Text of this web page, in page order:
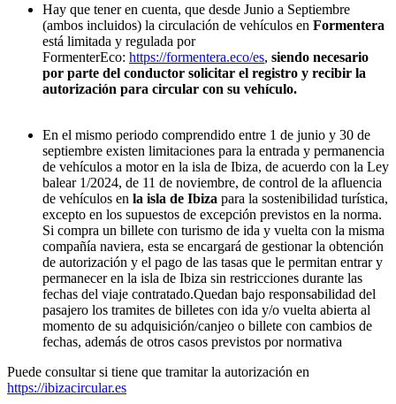
Hay que tener en cuenta, que desde Junio a Septiembre
(ambos incluidos) la circulación de vehículos en Formentera
está limitada y regulada por
FormenterEco: https://formentera.eco/es, siendo necesario
por parte del conductor solicitar el registro y recibir la
autorización para circular con su vehículo.
En el mismo periodo comprendido entre 1 de junio y 30 de
septiembre existen limitaciones para la entrada y permanencia
de vehículos a motor en la isla de Ibiza, de acuerdo con la Ley
balear 1/2024, de 11 de noviembre, de control de la afluencia
de vehículos en la isla de Ibiza para la sostenibilidad turística,
excepto en los supuestos de excepción previstos en la norma.
Si compra un billete con turismo de ida y vuelta con la misma
compañía naviera, esta se encargará de gestionar la obtención
de autorización y el pago de las tasas que le permitan entrar y
permanecer en la isla de Ibiza sin restricciones durante las
fechas del viaje contratado.Quedan bajo responsabilidad del
pasajero los tramites de billetes con ida y/o vuelta abierta al
momento de su adquisición/canjeo o billete con cambios de
fechas, además de otros casos previstos por normativa
Puede consultar si tiene que tramitar la autorización en
https://ibizacircular.es